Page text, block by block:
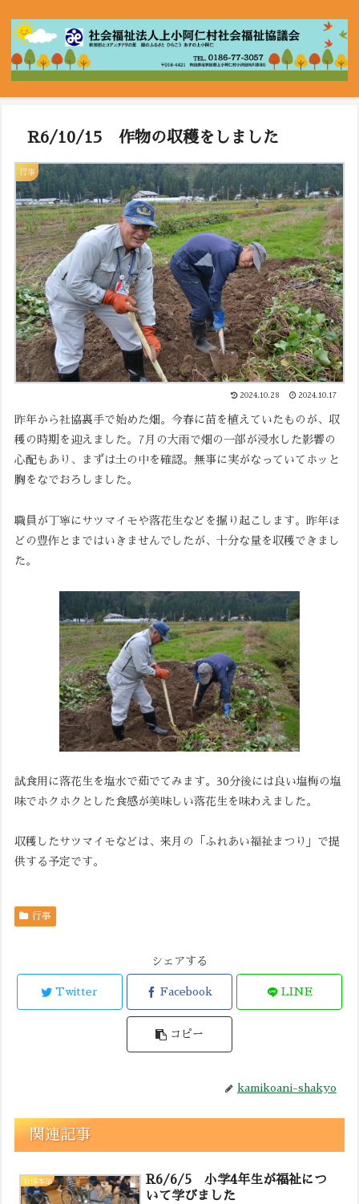
R6/10/15 作物の収穫をしました
行事
2024.10.28 2024.10.17
昨年から社協裏手で始めた畑。今春に苗を植えていたものが、収
穫の時期を迎えました。7月の大雨で畑の一部が浸水した影響の
心配もあり、まずは土の中を確認。無事に実がなっていてホッと
胸をなでおろしました。
職員が丁寧にサツマイモや落花生などを掘り起こします。昨年ほ
どの豊作とまではいきませんでしたが、十分な量を収穫できまし
た。
試食用に落花生を塩水で茹でてみます。30分後には良い塩梅の塩
味でホクホクとした食感が美味しい落花生を味わえました。
収穫したサツマイモなどは、来月の「ふれあい福祉まつり」で提
供する予定です。
行事
シェアする
Twitter Facebook LINE
コピー
kamikoani-shakyo
関連記事
社協本部
R6/6/5 小学4年生が福祉につ
いて学びました